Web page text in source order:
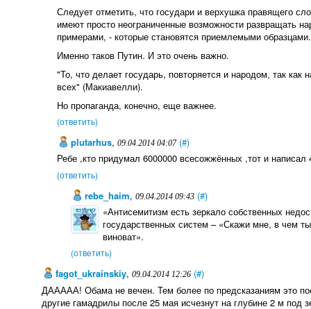
Следует отметить, что государи и верхушка правящего
имеют просто неограниченные возможности развращать
примерами, - которые становятся приемлемыми образцами.
Именно таков Путин. И это очень важно.
"То, что делает государь, повторяется и народом, так
всех" (Макиавелли).
Но пропаганда, конечно, еще важнее.
(ответить)
plutarhus, 09.04.2014 04:07 (#)
Ребе ,кто придумал 6000000 всесожжённых ,тот и
(ответить)
rebe_haim,09.04.2014 09:43 (#)
«Антисемитизм есть зеркало собственных
государственных систем – «Скажи мне, в чем
виноват».
(ответить)
fagot_ukrainskiy,09.04.2014 12:26 (#)
ДААААА! Обама не вечен. Тем более по предсказаниям это
другие гамадрилы после 25 мая исчезнут на глубине 2 м